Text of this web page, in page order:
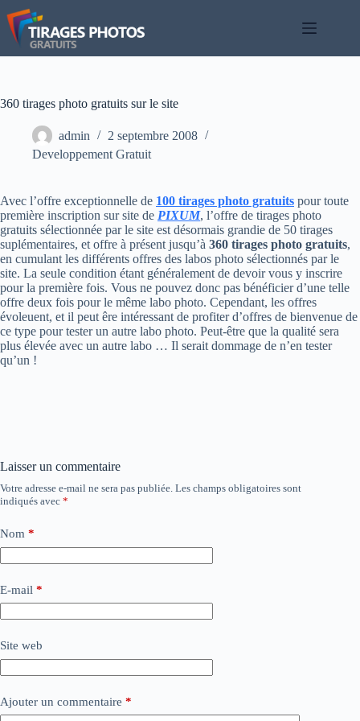
Passer
au
contenu
360 tirages photo gratuits sur le site
admin
2 septembre 2008
Developpement Gratuit
Avec l’offre exceptionnelle de 100 tirages photo gratuits pour toute
première inscription sur site de PIXUM, l’offre de tirages photo
gratuits sélectionnée par le site est désormais grandie de 50 tirages
suplémentaires, et offre à présent jusqu’à 360 tirages photo gratuits,
en cumulant les différents offres des labos photo sélectionnés par le
site. La seule condition étant généralement de devoir vous y inscrire
pour la première fois. Vous ne pouvez donc pas bénéficier d’une telle
offre deux fois pour le même labo photo. Cependant, les offres
évoleuent, et il peut êre intéressant de profiter d’offres de bienvenue de
ce type pour tester un autre labo photo. Peut-être que la qualité sera
plus élevée avec un autre labo … Il serait dommage de n’en tester
qu’un !
Laisser un commentaire
Votre adresse e-mail ne sera pas publiée. Les champs obligatoires sont
indiqués avec *
Nom *
E-mail *
Site web
Ajouter un commentaire *